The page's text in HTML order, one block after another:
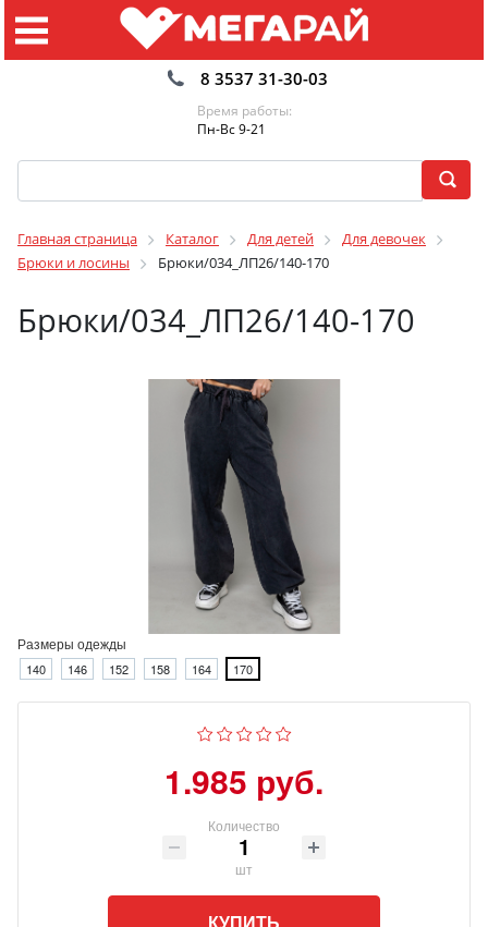
8 3537 31-30-03
Время работы:
Пн-Вс 9-21
Главная страница Каталог Для детей
Для девочек
Брюки и лосины
Брюки/034_ЛП26/140-170
Брюки/034_ЛП26/140-170
Размеры одежды
140 146 152 158 164 170
1.985 руб.
Количество
шт